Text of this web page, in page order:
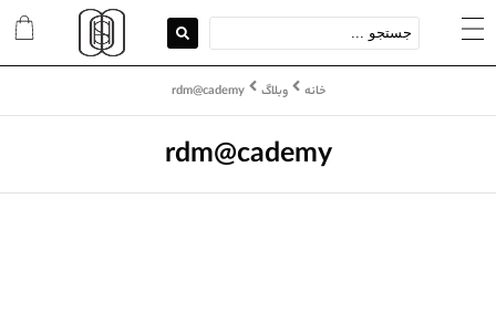
خانه وبلاگ rdm@cademy
rdm@cademy